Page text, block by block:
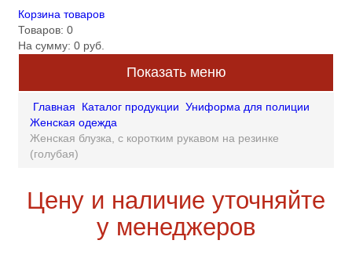
Корзина товаров
Товаров: 0
На сумму: 0 руб.
Показать меню
Главная Каталог продукции Униформа для полиции
Женская одежда
Женская блузка, с коротким рукавом на резинке
(голубая)
Цену и наличие уточняйте
у менеджеров